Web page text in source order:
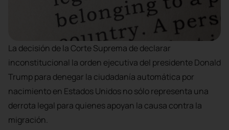
La decisión de la Corte Suprema de declarar
inconstitucional la orden ejecutiva del presidente Donald
Trump para denegar la ciudadanía automática por
nacimiento en Estados Unidos no sólo representa una
derrota legal para quienes apoyan la causa contra la
migración.